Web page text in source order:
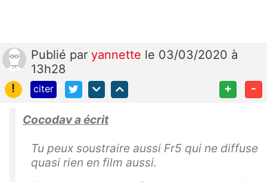
Publié par yannette le 03/03/2020 à
13h28
!
citer + -
Cocodav a écrit
Tu peux soustraire aussi Fr5 qui ne diffuse
quasi rien en film aussi.